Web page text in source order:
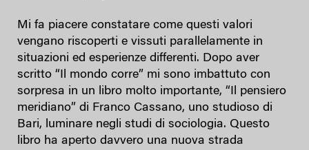
Mi fa piacere constatare come questi valori
vengano riscoperti e vissuti parallelamente in
situazioni ed esperienze differenti. Dopo aver
scritto “Il mondo corre” mi sono imbattuto con
sorpresa in un libro molto importante, “Il pensiero
meridiano” di Franco Cassano, uno studioso di
Bari, luminare negli studi di sociologia. Questo
libro ha aperto davvero una nuova strada